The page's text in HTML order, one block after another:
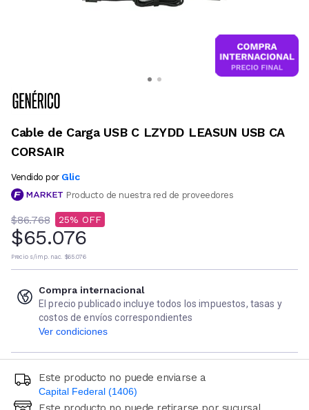
Cable de Carga USB C LZYDD LEASUN USB CA
CORSAIR
Vendido por Glic
Producto de nuestra red de proveedores
$86.768 25
$65.076
Precio s/imp. nac. $65.076
Compra internacional
El precio publicado incluye todos los impuestos, tasas y
costos de envíos correspondientes
Ver condiciones
Este producto no puede enviarse a
Capital Federal (1406)